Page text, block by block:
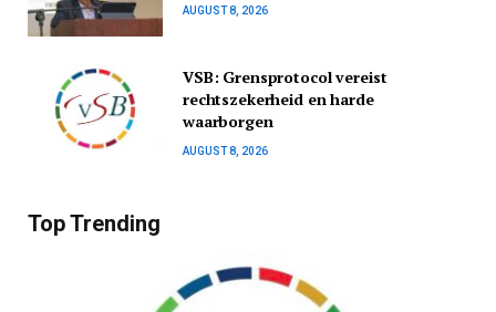
AUGUST 8, 2026
VSB: Grensprotocol vereist
rechtszekerheid en harde
waarborgen
AUGUST 8, 2026
Top Trending